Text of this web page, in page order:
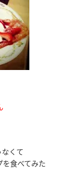
くて
食べてみた